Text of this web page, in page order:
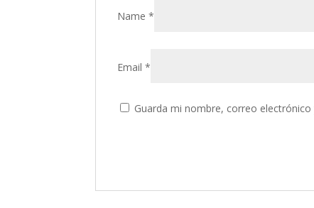
Name*
Email*
Guarda mi nombre, correo